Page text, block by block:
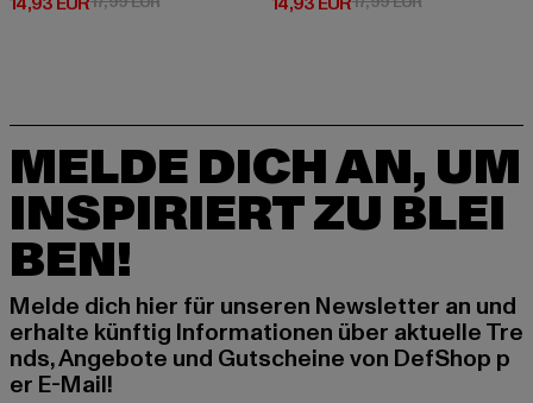
MELDE DICH AN, UM
INSPIRIERT ZU BLEI
BEN!
Melde dich hier für unseren Newsletter an und
erhalte künftig Informationen über aktuelle Tre
nds, Angebote und Gutscheine von DefShop p
er E-Mail!